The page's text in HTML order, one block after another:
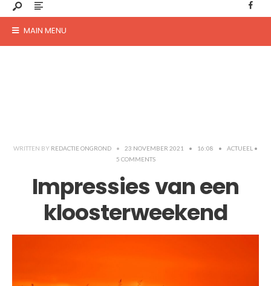
MAIN MENU
WRITTEN BY REDACTIE ONGROND • 23 NOVEMBER 2021 • 16:08 • ACTUEEL •
5 COMMENTS
Impressies van een
kloosterweekend